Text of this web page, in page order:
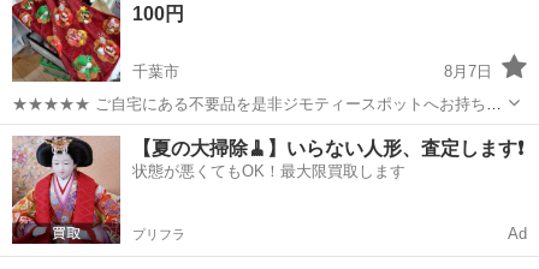
間...
100円
千葉市
8月7日
★★★★★ ご自宅にある不要品を是非ジモティースポットへお持ち込
みしませんか？ 家電、趣味・スポーツ・レジャー用品、こども用品、
衣料服飾品、生活雑貨、家具、本、CD・DVDなどが無料でまとめて持
ち込めます！ ※詳細はこ...
千葉 千葉市 寝具 ブランケット
【夏の大掃除🧹】いらない人形、査定します❗️
状態が悪くてもOK！最大限買取します
プリフラ Ad